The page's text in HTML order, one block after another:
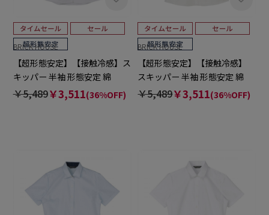
BRICK HOUSE
【超形態安定】【接触冷感】ス
キッパー 半袖 形態安定 綿
100% レディースシャツ
￥5,489￥3,511(36%OFF)
BRICK HOUSE
【超形態安定】【接触冷感】
スキッパー 半袖 形態安定 綿
100% レディースシャツ
￥5,489￥3,511(36%OFF)